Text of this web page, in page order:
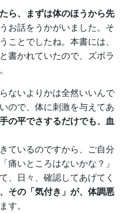
ら、まずは体のほうから先
うお話をうかがいました。そ
ことでしたね。本書には、
書かれていたので、ズボラ
ないよりかは全然いいんで
ので、体に刺激を与えてあ
の平でさするだけでも、血
ているのですから、ご自分
痛いところはないかな？」
、日々、確認してあげてく
その「気付き」が、体調悪
す。